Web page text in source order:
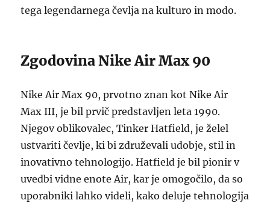
tega legendarnega čevlja na kulturo in modo.
Zgodovina Nike Air Max 90
Nike Air Max 90, prvotno znan kot Nike Air
Max III, je bil prvič predstavljen leta 1990.
Njegov oblikovalec, Tinker Hatfield, je želel
ustvariti čevlje, ki bi združevali udobje, stil in
inovativno tehnologijo. Hatfield je bil pionir v
uvedbi vidne enote Air, kar je omogočilo, da so
uporabniki lahko videli, kako deluje tehnologija